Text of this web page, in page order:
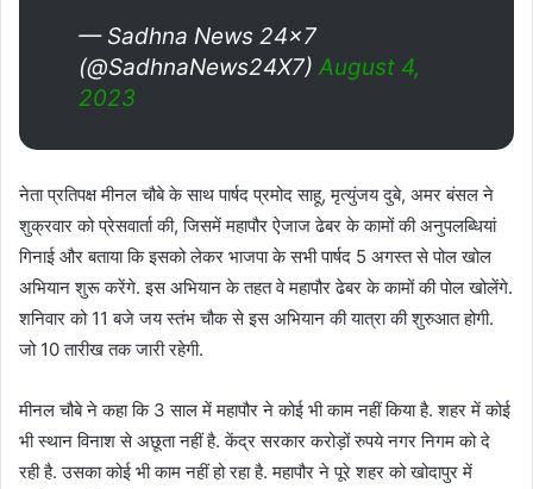
— Sadhna News 24×7
(@SadhnaNews24X7) August 4,
2023
नेता प्रतिपक्ष मीनल चौबे के साथ पार्षद प्रमोद साहू, मृत्युंजय दुबे, अमर बंसल ने
शुक्रवार को प्रेसवार्ता की, जिसमें महापौर ऐजाज ढेबर के कामों की अनुपलब्धियां
गिनाई और बताया कि इसको लेकर भाजपा के सभी पार्षद 5 अगस्त से पोल खोल
अभियान शुरू करेंगे. इस अभियान के तहत वे महापौर ढेबर के कामों की पोल खोलेंगे.
शनिवार को 11 बजे जय स्तंभ चौक से इस अभियान की यात्रा की शुरुआत होगी.
जो 10 तारीख तक जारी रहेगी.
मीनल चौबे ने कहा कि 3 साल में महापौर ने कोई भी काम नहीं किया है. शहर में कोई
भी स्थान विनाश से अछूता नहीं है. केंद्र सरकार करोड़ों रुपये नगर निगम को दे
रही है. उसका कोई भी काम नहीं हो रहा है. महापौर ने पूरे शहर को खोदापुर में